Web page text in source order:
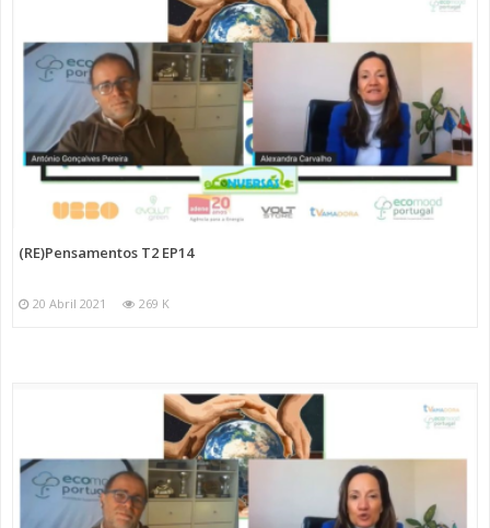
(RE)Pensamentos T2 EP14
20 Abril 2021 269 K